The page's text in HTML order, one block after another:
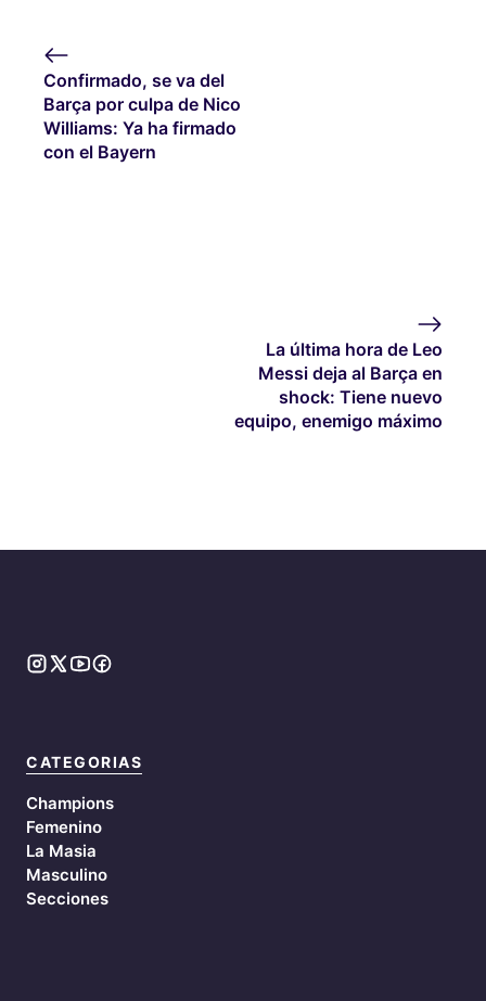
Confirmado, se va del
Barça por culpa de Nico
Williams: Ya ha firmado
con el Bayern
La última hora de Leo
Messi deja al Barça en
shock: Tiene nuevo
equipo, enemigo máximo
CATEGORIAS
Champions
Femenino
La Masia
Masculino
Secciones